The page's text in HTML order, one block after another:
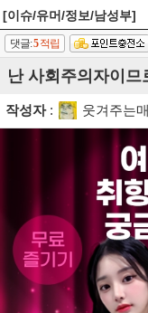
[이슈/유머/정보/남성부]
댓글:5적립
난 사회주의자이
작성자: 웃겨주는매